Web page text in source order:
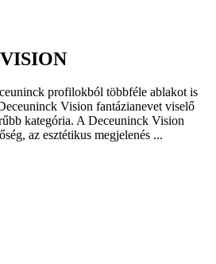
profilokból többféle ablakot is
Vision fantázianevet viselő
kategória. A Deceuninck Vision
az esztétikus megjelenés ...